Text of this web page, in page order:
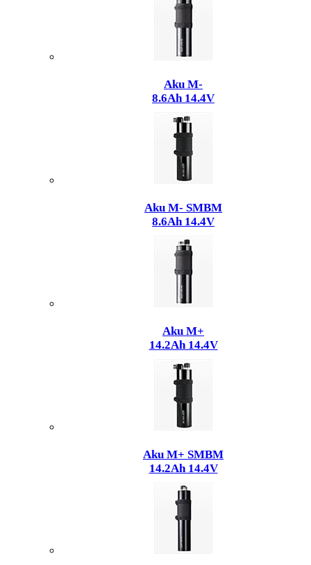
Aku M-
8.6Ah 14.4V
Aku M- SMBM
8.6Ah 14.4V
Aku M+
14.2Ah 14.4V
Aku M+ SMBM
14.2Ah 14.4V